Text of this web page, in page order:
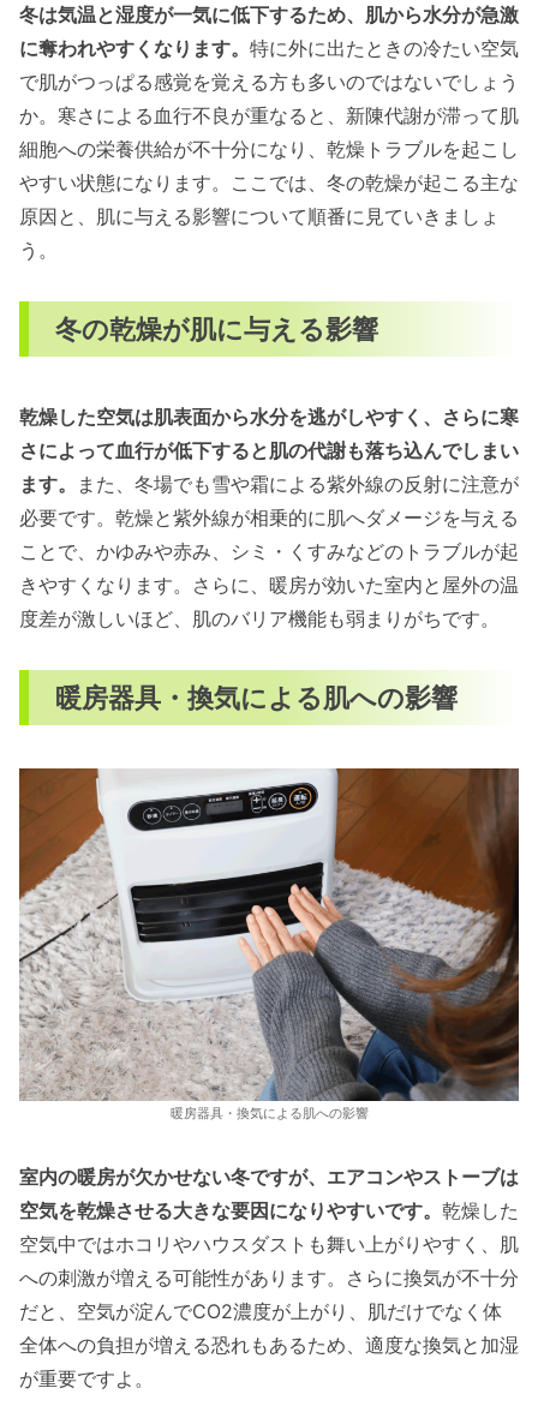
冬を乗り切るための肌ケア
正しい洗顔・保湿のポイント
冬に注意したい化粧品の選び方
食事・水分補給によるケア
睡眠・運動のすすめ
乾燥対策に役立つ生活習慣の改善
冬でも忘れずに行う紫外線対策
敏感肌向けの冬のスキンケア
乾燥による肌トラブルの応急処置
皮膚科受診の目安
まとめ
冬は気温と湿度が一気に低下するため、肌から水分が急激
に奪われやすくなります。 特に外に出たときの冷たい空気
で肌がつっぱる感覚を覚える方も多いのではないでしょう
か。寒さによる血行不良が重なると、新陳代謝が滞って肌
細胞への栄養供給が不十分になり、乾燥トラブルを起こし
やすい状態になります。ここでは、冬の乾燥が起こる主な
原因と、肌に与える影響について順番に見ていきましょ
う。
冬の乾燥が肌に与える影響
乾燥した空気は肌表面から水分を逃がしやすく、さらに寒
さによって血行が低下すると肌の代謝も落ち込んでしまい
ます。
また、冬場でも雪や霜による紫外線の反射に注意が
必要です。乾燥と紫外線が相乗的に肌へダメージを与える
ことで、かゆみや赤み、シミ・くすみなどのトラブルが起
きやすくなります。さらに、暖房が効いた室内と屋外の温
度差が激しいほど、肌のバリア機能も弱まりがちです。
暖房器具・換気による肌への影響
暖房器具・換気による肌への影響
室内の暖房が欠かせない冬ですが、エアコンやストーブは
空気を乾燥させる大きな要因になりやすいです。 乾燥した
空気中ではホコリやハウスダストも舞い上がりやすく、肌
への刺激が増える可能性があります。さらに換気が不十分
だと、空気が淀んでCO2濃度が上がり、肌だけでなく体
全体への負担が増える恐れもあるため、適度な換気と加湿
が重要ですよ。